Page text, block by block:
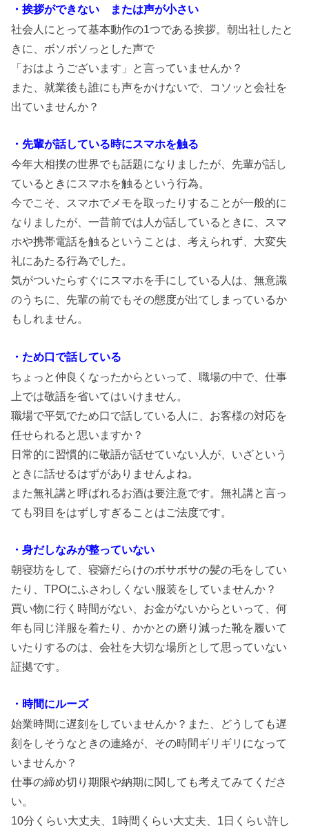
・挨拶ができない または声が小さい
社会人にとって基本動作の1つである挨拶。朝出社したと
きに、ボソボソっとした声で
「おはようございます」と言っていませんか？
また、就業後も誰にも声をかけないで、コソッと会社を
出ていませんか？
・先輩が話している時にスマホを触る
今年大相撲の世界でも話題になりましたが、先輩が話し
ているときにスマホを触るという行為。
今でこそ、スマホでメモを取ったりすることが一般的に
なりましたが、一昔前では人が話しているときに、スマ
ホや携帯電話を触るということは、考えられず、大変失
礼にあたる行為でした。
気がついたらすぐにスマホを手にしている人は、無意識
のうちに、先輩の前でもその態度が出てしまっているか
もしれません。
・ため口で話している
ちょっと仲良くなったからといって、職場の中で、仕事
上では敬語を省いてはいけません。
職場で平気でため口で話している人に、お客様の対応を
任せられると思いますか？
日常的に習慣的に敬語が話せていない人が、いざという
ときに話せるはずがありませんよね。
また無礼講と呼ばれるお酒は要注意です。無礼講と言っ
ても羽目をはずしすぎることはご法度です。
・身だしなみが整っていない
朝寝坊をして、寝癖だらけのボサボサの髪の毛をしてい
たり、TPOにふさわしくない服装をしていませんか？
買い物に行く時間がない、お金がないからといって、何
年も同じ洋服を着たり、かかとの磨り減った靴を履いて
いたりするのは、会社を大切な場所として思っていない
証拠です。
・時間にルーズ
始業時間に遅刻をしていませんか？また、どうしても遅
刻をしそうなときの連絡が、その時間ギリギリになって
いませんか？
仕事の締め切り期限や納期に関しても考えてみてくださ
い。
10分くらい大丈夫、1時間くらい大丈夫、1日くらい許し